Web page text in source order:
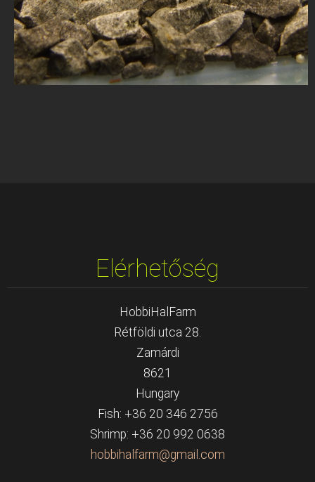
Elérhetőség
HobbiHalFarm
Rétföldi utca 28.
Zamárdi
8621
Hungary
Fish: +36 20 346 2756
Shrimp: +36 20 992 0638
hobbihal farm@gmail.com